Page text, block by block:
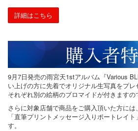
詳細はこちら
9月7日発売の雨宮天1stアルバム『Various
い上げの方に先着でオリジナル生写真をプレ
それぞれ別の絵柄のブロマイドが付きますの
さらに対象店舗で商品をご購入頂いた方に
「直筆プリントメッセージ入りポートレイ
す。